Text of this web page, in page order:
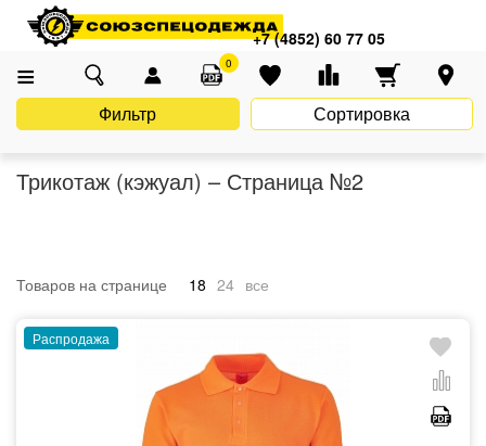
+7 (4852) 60 77 05
0
Главная Каталог Униформа Casual (Кэжуал) Трикотаж (кэжуал)
Трикотаж (кэжуал) – Страница №2
Фильтр Сортировка
Товаров на странице 18 24 все
Распродажа